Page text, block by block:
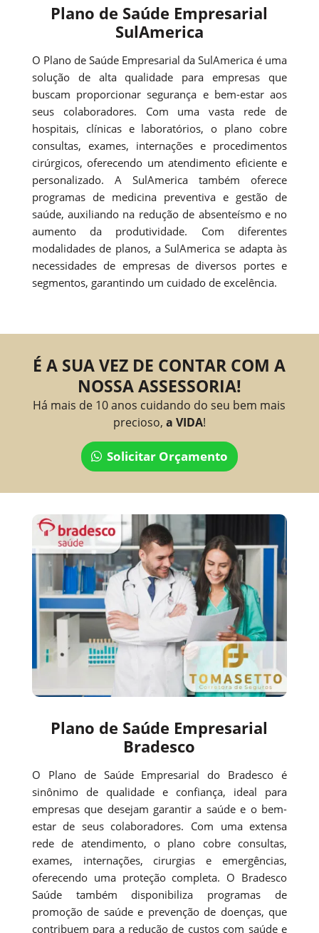
Plano de Saúde Empresarial
SulAmerica
O Plano de Saúde Empresarial da SulAmerica é uma
solução de alta qualidade para empresas que
buscam proporcionar segurança e bem-estar aos
seus colaboradores. Com uma vasta rede de
hospitais, clínicas e laboratórios, o plano cobre
consultas, exames, internações e procedimentos
cirúrgicos, oferecendo um atendimento eficiente e
personalizado. A SulAmerica também oferece
programas de medicina preventiva e gestão de
saúde, auxiliando na redução de absenteísmo e no
aumento da produtividade. Com diferentes
modalidades de planos, a SulAmerica se adapta às
necessidades de empresas de diversos portes e
segmentos, garantindo um cuidado de excelência.
É A SUA VEZ DE CONTAR COM A
NOSSA ASSESSORIA!
Há mais de 10 anos cuidando do seu bem mais
precioso, a VIDA!
Solicitar Orçamento
Plano de Saúde Empresarial
Bradesco
O Plano de Saúde Empresarial do Bradesco é
sinônimo de qualidade e confiança, ideal para
empresas que desejam garantir a saúde e o bem-
estar de seus colaboradores. Com uma extensa
rede de atendimento, o plano cobre consultas,
exames, internações, cirurgias e emergências,
oferecendo uma proteção completa. O Bradesco
Saúde também disponibiliza programas de
promoção de saúde e prevenção de doenças, que
contribuem para a redução de custos com saúde e